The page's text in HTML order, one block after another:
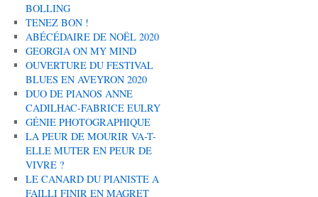
BOLLING
TENEZ BON !
ABÉCÉDAIRE DE NOËL 2020
GEORGIA ON MY MIND
OUVERTURE DU FESTIVAL
BLUES EN AVEYRON 2020
DUO DE PIANOS ANNE
CADILHAC-FABRICE EULRY
GÉNIE PHOTOGRAPHIQUE
LA PEUR DE MOURIR VA-T-
ELLE MUTER EN PEUR DE
VIVRE ?
LE CANARD DU PIANISTE A
FAILLI FINIR EN MAGRET